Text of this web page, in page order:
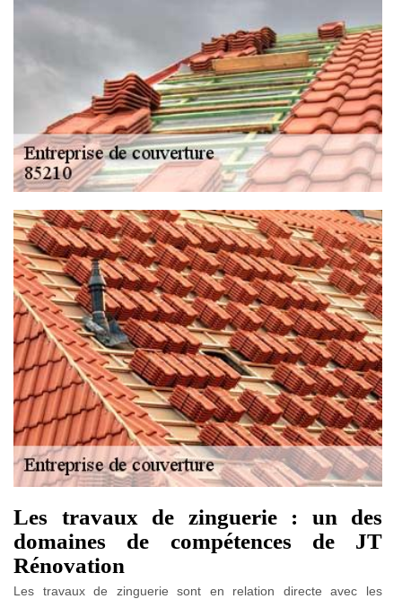
Les travaux de zinguerie : un des
domaines de compétences de JT
Rénovation
Les travaux de zinguerie sont en relation directe avec les